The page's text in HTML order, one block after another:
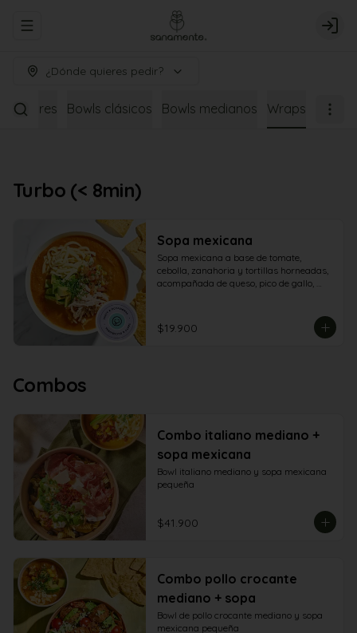
Abrir menu de navegación Login
¿Dónde quieres pedir?
Postres Bowls clásicos Bowls medianos Wraps
Turbo (< 8min)
Sopa mexicana
Sopa mexicana a base de tomate,
cebolla, zanahoria y tortillas horneadas,
acompañada de queso, pico de gallo,
$19.900
Combos
Combo italiano mediano +
sopa mexicana
Bowl italiano mediano y sopa mexicana
pequeña
$41.900
Combo pollo crocante
mediano + sopa
Bowl de pollo crocante mediano y sopa
mexicana pequeña